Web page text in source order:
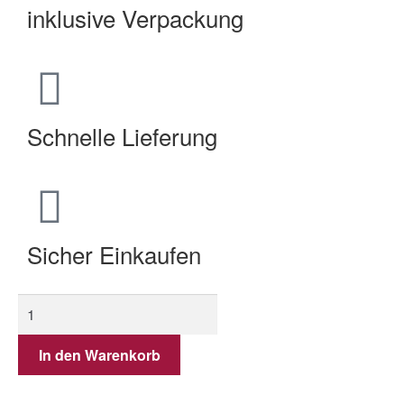
inklusive Verpackung
Schnelle Lieferung
Sicher Einkaufen
In den Warenkorb